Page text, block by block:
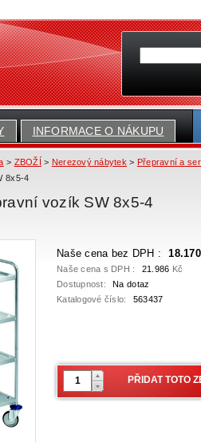
INFORMACE O NÁKUPU
> ZBOŽÍ > Nerezový nábytek > Přepravní a
8x5-4
vozík SW 8x5-4
Naše cena bez DPH : 18.170
Naše cena s DPH :
21.986 Kč
Dostupnost:
Na dotaz
Katalogové číslo:
563437